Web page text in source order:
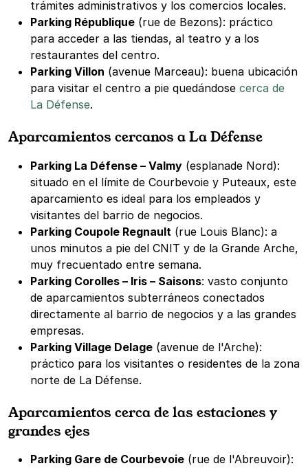
trámites administrativos y los comercios locales.
Parking République (rue de Bezons): práctico
para acceder a las tiendas, al teatro y a los
restaurantes del centro.
Parking Villon (avenue Marceau): buena ubicación
para visitar el centro a pie quedándose cerca de
La Défense.
Aparcamientos cercanos a La Défense
Parking La Défense – Valmy (esplanade Nord):
situado en el límite de Courbevoie y Puteaux, este
aparcamiento es ideal para los empleados y
visitantes del barrio de negocios.
Parking Coupole Regnault (rue Louis Blanc): a
unos minutos a pie del CNIT y de la Grande Arche,
muy frecuentado entre semana.
Parking Corolles – Iris – Saisons: vasto conjunto
de aparcamientos subterráneos conectados
directamente al barrio de negocios y a las grandes
empresas.
Parking Village Delage (avenue de l'Arche):
práctico para los visitantes o residentes de la zona
norte de La Défense.
Aparcamientos cerca de las estaciones y
grandes ejes
Parking Gare de Courbevoie (rue de l'Abreuvoir):